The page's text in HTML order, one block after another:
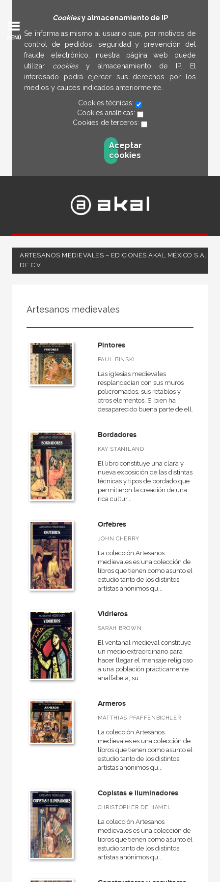
Cookiesy almacenamiento de IP
Se informa asimismo al usuario que, por motivos de
control de pedidos, seguridad y prevención del
fraude electrónico, nuestra página web puede
utilizar cookies y almacenamiento de IP. El
interesado podrá ejercer sus derechos por los
medios y cauces indicados anteriormente.
Cookies técnicas:
Cookies analíticas:
Cookies de terceros:
Aceptar
cookies
MENÚ
ARTESANOS MEDIEVALES – EDICIONES AKAL MÉXICO S.A.
DE C.V.
50 Aniversario
A fondo
Ágora / Teoría
Akadémica
Akadémica
Arealonga - Letras galegas
Arqueología
Arquitectura
Arquitectura (textos de arquitectura)
Arte contemporáneo
Artefactos
Artesanos medievales
Artes, técnicas y métodos
Arte y estética
Atlas Akal
Básica de bolsillo
Básica de Bolsillo  Adorno. Obra completa
Básica de Bolsillo  Alejo Carpentier. Narrativa completa
Básica de Bolsillo  Federico García Lorca. Obra completa
Básica de Bolsillo  Serie Cien palabras
VER TODAS... (177)
Actualidad
Ciencias humanas y sociales
Ciencias naturales y técnicas
Ficción
Artesanos medievales
Pintores
PAUL BINSKI
Las iglesias medievales
resplandecían con sus muros
policromados, sus retablos y
otros elementos. Si bien ha
desaparecido buena parte de ell...
Bordadores
KAY STANILAND
El libro constituye una clara y
nueva exposición de las distintas
técnicas y tipos de bordado que
permitieron la creación de una
rica cultur...
Orfebres
JOHN CHERRY
La colección Artesanos
medievales es una colección de
libros que tienen como asunto el
estudio tanto de los distintos
artístas anónimos qu...
Vidrieros
SARAH BROWN
El ventanal medieval constituye
un medio extraordinario para
hacer llegar el mensaje religioso
a una población prácticamente
analfabeta; su ...
Armeros
MATTHIAS PFAFFENBICHLER
La colección Artesanos
medievales es una colección de
libros que tienen como asunto el
estudio tanto de los distintos
artístas anónimos qu...
Copistas e iluminadores
CHRISTOPHER DE HAMEL
La colección Artesanos
medievales es una colección de
libros que tienen como asunto el
estudio tanto de los distintos
artistas anónimos qu...